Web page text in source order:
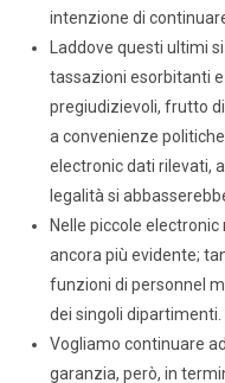
intenzione di
Laddove questi ultimi
tassazioni esorbitanti
pregiudizievoli, frutto
a convenienze
electronic dati rilevati,
legalità si
Nelle piccole
ancora più evidente;
funzioni di personnel
dei singoli dipartimenti.
Vogliamo continuare
garanzia, però, in